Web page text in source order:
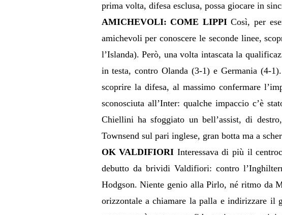
prima volta, difesa esclusa, possa giocare in
AMICHEVOLI: COME LIPPICosì, per
amichevoli per conoscere le seconde linee,
l’Islanda). Però, una volta intascata la
in testa, contro Olanda (3-1) e Germania (4-
scoprire la difesa, al massimo confermare
sconosciuta all’Inter: qualche impaccio c’è
Chiellini ha sfoggiato un bell’assist, di
Townsend sul pari inglese, gran botta ma a
OK VALDIFIORI Interessava di più il
debutto da brividi Valdifiori: contro
Hodgson. Niente genio alla Pirlo, né ritmo da
orizzontale a chiamare la palla e indirizzare il